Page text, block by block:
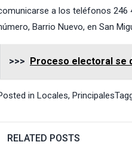
a los teléfonos 246
Barrio Nuevo, en San
>>> Proceso electoral se
in Locales, Principales
RELATED POSTS